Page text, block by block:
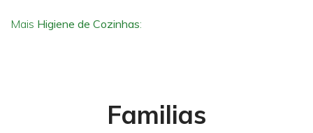
Mais Higiene de Cozinhas:
Familias